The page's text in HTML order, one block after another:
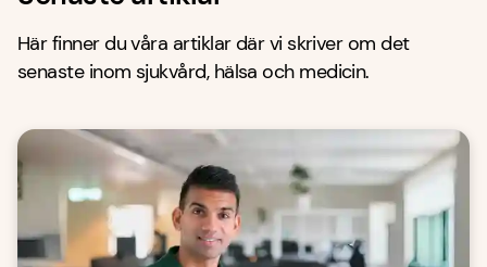
Här finner du våra artiklar där vi skriver om det
senaste inom sjukvård, hälsa och medicin.